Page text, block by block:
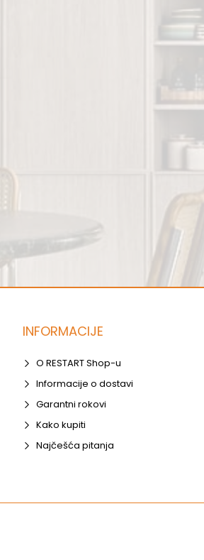
INFORMACIJE
O RESTART Shop-u
Informacije o dostavi
Garantni rokovi
Kako kupiti
Najčešća pitanja